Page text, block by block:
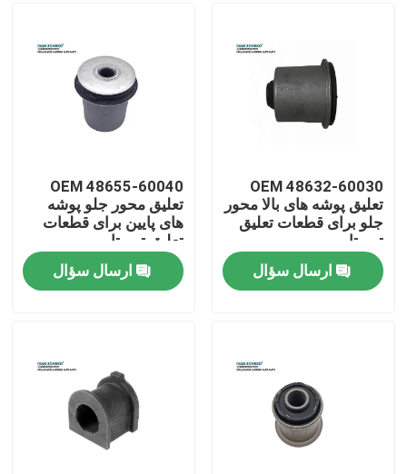
فیلم های
نمایش واقعیت مجازی
درباره ما
تور کارخانه
کنترل کیفیت
OEM 48632-60030
تعلیق پوشه های بالا محور
جلو برای قطعات تعلیق
تویوتا
ارسال سؤال
OEM 48655-60040
تعلیق محور جلو پوشه
های پایین برای قطعات
تعلیق تویوتا
ارسال سؤال